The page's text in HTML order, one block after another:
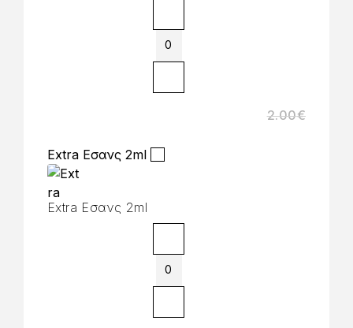
2.00€
Extra Εσανς 2ml
Extra Εσανς 2ml